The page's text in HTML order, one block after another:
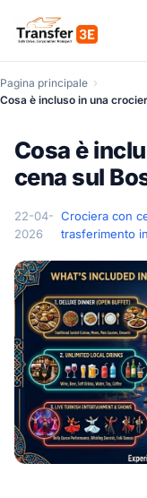
Pagina principale
Cosa è incluso in una
Cosa è
cena sul
22-04-
2026
Crociera con
trasferimento